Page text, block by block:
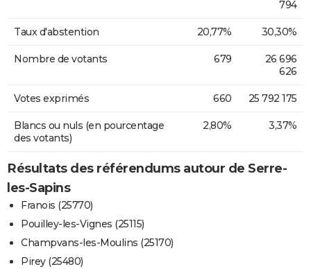
794
Taux d'abstention 20,77% 30,30%
Nombre de votants 679
26 696
626
Votes exprimés 660 25 792 175
Blancs ou nuls (en pourcentage
des votants)
2,80% 3,37%
Résultats des référendums autour de Serre-
les-Sapins
Franois (25770)
Pouilley-les-Vignes (25115)
Champvans-les-Moulins (25170)
Pirey (25480)